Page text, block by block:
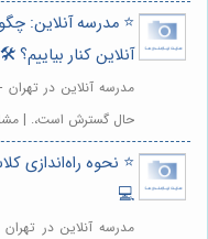
⭐️ مدرسه آنلاین:
آنلاین کنار بیاییم؟ 🛠️
مدرسه آنلاین در
حال گسترش است،. |
⭐️ نحوه راه‌اندازی
💻
مدرسه آنلاین در